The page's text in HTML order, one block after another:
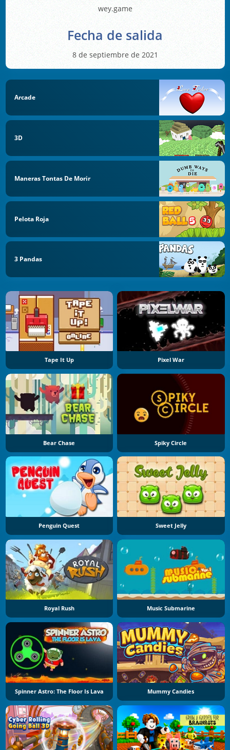
wey.game
Fecha de salida
8 de septiembre de 2021
Arcade
3D
Maneras Tontas De Morir
Pelota Roja
3 Pandas
Tape It Up Pixel War
Bear Chase Spiky Circle
Penguin Quest Sweet Jelly
Royal Rush Music Submarine
Spinner Astro: The Floor Is Lava Mummy Candies